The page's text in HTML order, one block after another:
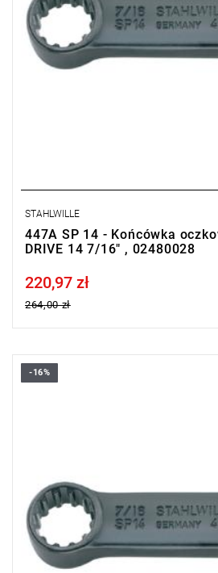
STAHLWILLE
447A SP 14 - Końcówka
DRIVE 14 7/16" , 02480028
Price tax included
220,97 zł
264,00 zł
-16%